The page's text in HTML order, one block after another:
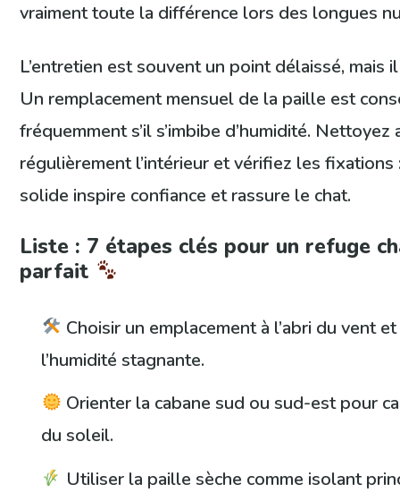
vraiment toute la différence lors des longues
L’entretien est souvent un point délaissé, mais
Un remplacement mensuel de la paille est
fréquemment s’il s’imbibe d’humidité. Nettoyez
régulièrement l’intérieur et vérifiez les fixations
solide inspire confiance et rassure le chat.
Liste : 7 étapes clés pour un refuge
parfait
Choisir un emplacement à l’abri du vent
l’humidité stagnante.
Orienter la cabane sud ou sud-est pour
du soleil.
Utiliser la paille sèche comme isolant